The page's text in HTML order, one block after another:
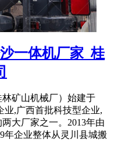
一体机厂家_桂
矿山机械厂）始建于
业,广西首批科技型企业,
大厂家之一。2013年由
年企业整体从灵川县城搬